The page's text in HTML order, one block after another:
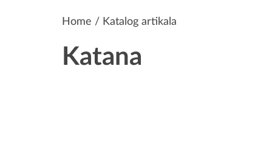
Home / Katalog artikala
Katana